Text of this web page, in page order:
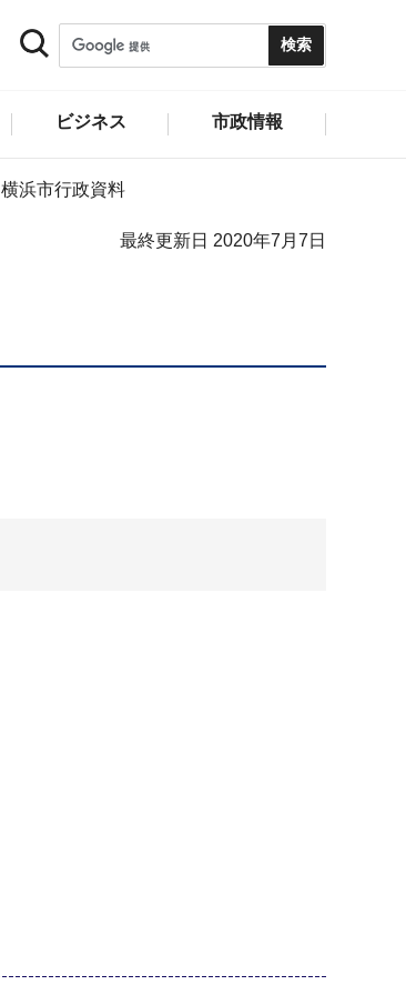
ビジネス 市政情報
横浜市行政資料
最終更新日 2020年7月7日